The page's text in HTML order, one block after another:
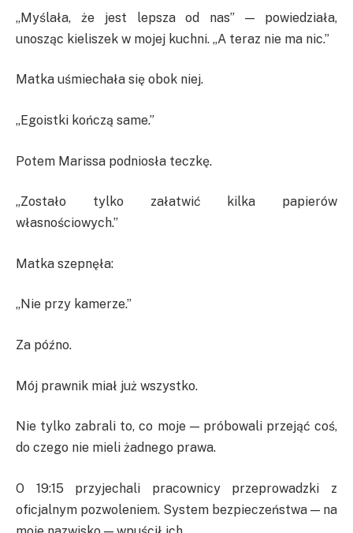
„Myślała, że jest lepsza od nas” — powiedziała,
unosząc kieliszek w mojej kuchni. „A teraz nie ma nic.”
Matka uśmiechała się obok niej.
„Egoistki kończą same.”
Potem Marissa podniosła teczkę.
„Zostało tylko załatwić kilka papierów
własnościowych.”
Matka szepnęła:
„Nie przy kamerze.”
Za późno.
Mój prawnik miał już wszystko.
Nie tylko zabrali to, co moje — próbowali przejąć coś,
do czego nie mieli żadnego prawa.
O 19:15 przyjechali pracownicy przeprowadzki z
oficjalnym pozwoleniem. System bezpieczeństwa — na